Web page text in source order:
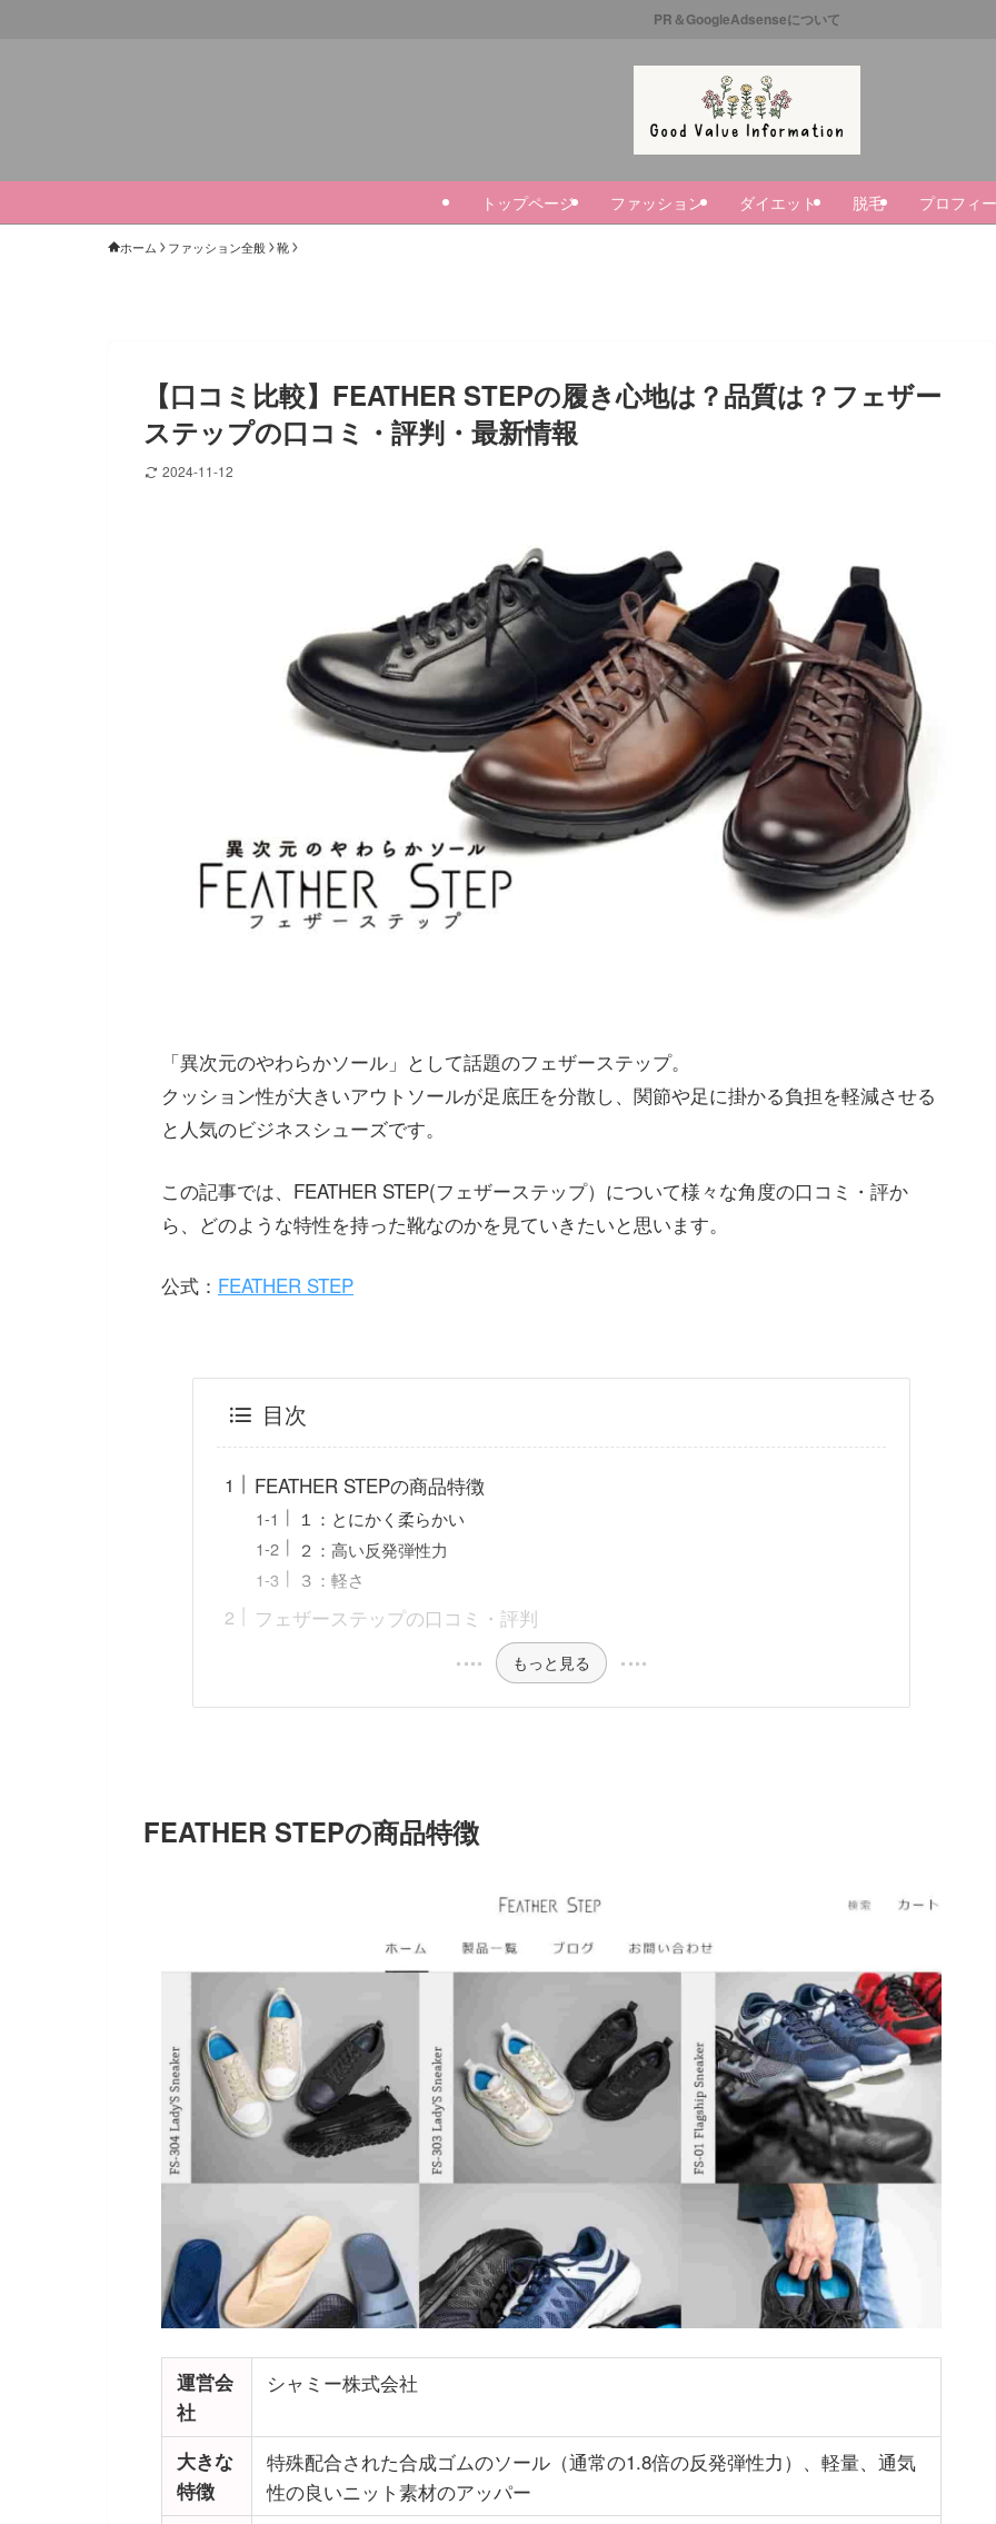
PR＆GoogleAdsenseについて
トップページ ファッション ダイエット 脱毛 プロフィ
ホーム ファッション全般 靴
【口コミ比較】FEATHER STEPの履き心地は？品質は？フェザー
ステップの口コミ・評判・最新情報
2024-11-12
「異次元のやわらかソール」として話題のフェザーステップ。
クッション性が大きいアウトソールが足底圧を分散し、関節や足に掛かる負担を軽減させる
と人気のビジネスシューズです。
この記事では、FEATHER STEP(フェザーステップ）について様々な角度の口コミ・評か
ら、どのような特性を持った靴なのかを見ていきたいと思います。
公式： FEATHER STEP
目次
FEATHER STEPの商品特徴
１：とにかく柔らかい
２：高い反発弾性力
３：軽さ
フェザーステップの口コミ・評判
もっと見る
FEATHER STEPの商品特徴
運営会
社
シャミー株式会社
大きな
特徴
特殊配合された合成ゴムのソール（通常の1.8倍の反発弾性力）、軽量、通気
性の良いニット素材のアッパー